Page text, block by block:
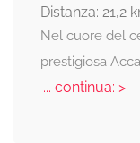
Distanza: 21,2
Nel cuore del
prestigiosa
... continua: >